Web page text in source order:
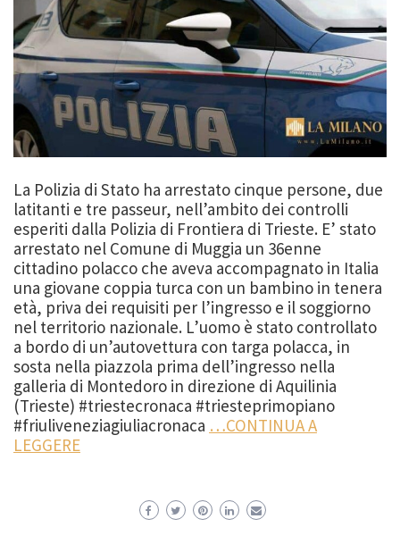
La Polizia di Stato ha arrestato cinque persone, due
latitanti e tre passeur, nell’ambito dei controlli
esperiti dalla Polizia di Frontiera di Trieste. E’ stato
arrestato nel Comune di Muggia un 36enne
cittadino polacco che aveva accompagnato in Italia
una giovane coppia turca con un bambino in tenera
età, priva dei requisiti per l’ingresso e il soggiorno
nel territorio nazionale. L’uomo è stato controllato
a bordo di un’autovettura con targa polacca, in
sosta nella piazzola prima dell’ingresso nella
galleria di Montedoro in direzione di Aquilinia
(Trieste) #triestecronaca #triesteprimopiano
#friuliveneziagiuliacronaca …CONTINUA A
LEGGERE